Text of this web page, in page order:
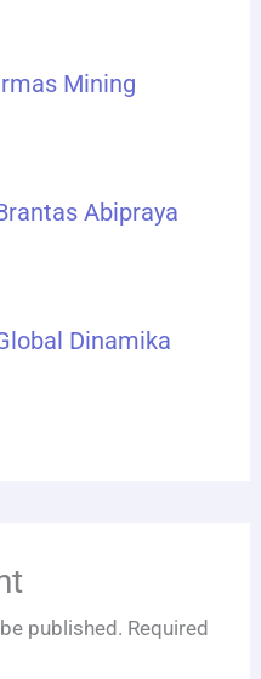
Mining
Abipraya
Dinamika
published. Required